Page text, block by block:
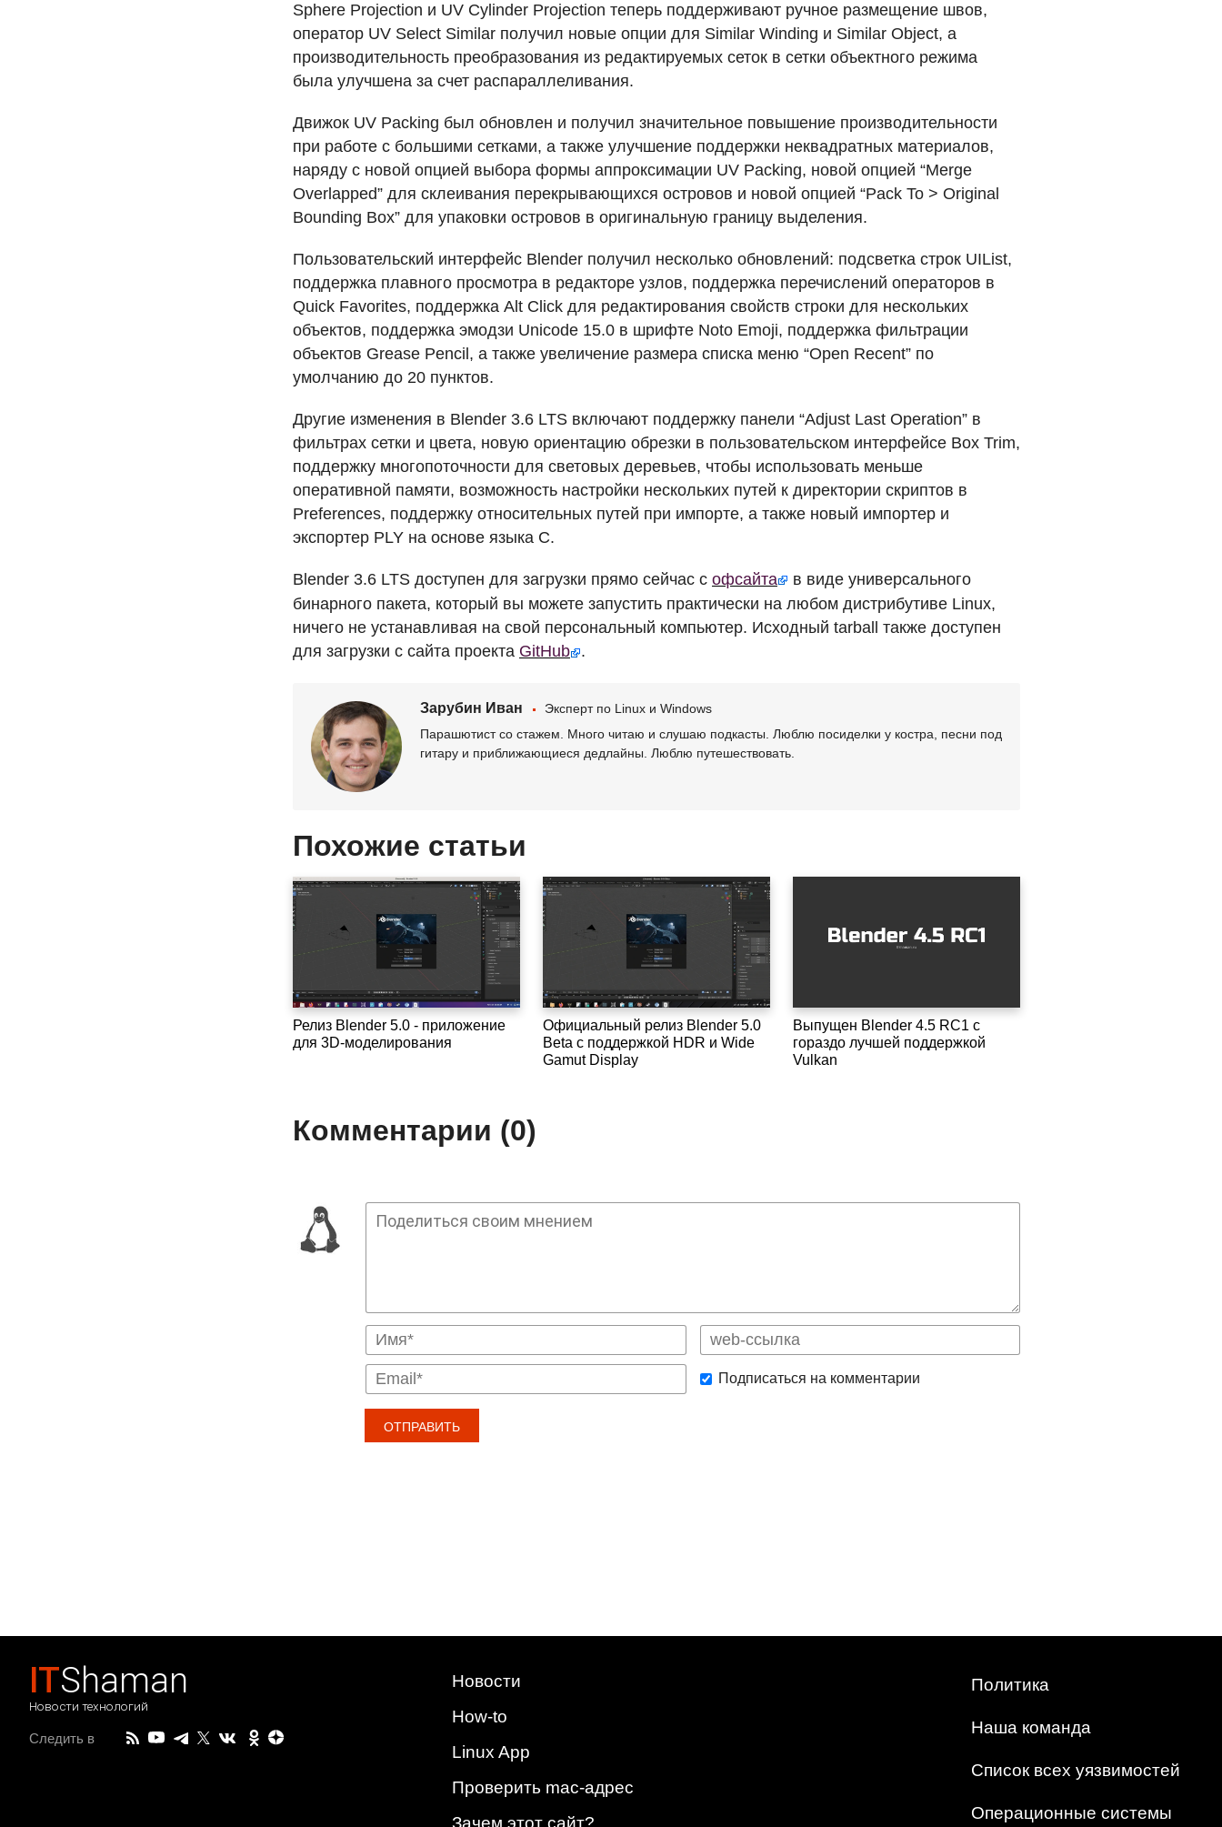
Sphere Projection и UV Cylinder Projection теперь поддерживают ручное размещение швов,
оператор UV Select Similar получил новые опции для Similar Winding и Similar Object, а
производительность преобразования из редактируемых сеток в сетки объектного режима
была улучшена за счет распараллеливания.
Движок UV Packing был обновлен и получил значительное повышение производительности
при работе с большими сетками, а также улучшение поддержки неквадратных материалов,
наряду с новой опцией выбора формы аппроксимации UV Packing, новой опцией “Merge
Overlapped” для склеивания перекрывающихся островов и новой опцией “Pack To > Original
Bounding Box” для упаковки островов в оригинальную границу выделения.
Пользовательский интерфейс Blender получил несколько обновлений: подсветка строк UIList,
поддержка плавного просмотра в редакторе узлов, поддержка перечислений операторов в
Quick Favorites, поддержка Alt Click для редактирования свойств строки для нескольких
объектов, поддержка эмодзи Unicode 15.0 в шрифте Noto Emoji, поддержка фильтрации
объектов Grease Pencil, а также увеличение размера списка меню “Open Recent” по
умолчанию до 20 пунктов.
Другие изменения в Blender 3.6 LTS включают поддержку панели “Adjust Last Operation” в
фильтрах сетки и цвета, новую ориентацию обрезки в пользовательском интерфейсе Box Trim,
поддержку многопоточности для световых деревьев, чтобы использовать меньше
оперативной памяти, возможность настройки нескольких путей к директории скриптов в
Preferences, поддержку относительных путей при импорте, а также новый импортер и
экспортер PLY на основе языка C.
Blender 3.6 LTS доступен для загрузки прямо сейчас с офсайта
в виде универсального
бинарного пакета, который вы можете запустить практически на любом дистрибутиве Linux,
ничего не устанавливая на свой персональный компьютер. Исходный tarball также доступен
для загрузки с сайта проекта GitHub .
Зарубин Иван
Эксперт по Linux и Windows
Парашютист со стажем. Много читаю и слушаю подкасты. Люблю посиделки у костра, песни под
гитару и приближающиеся дедлайны. Люблю путешествовать.
Похожие статьи
Релиз Blender 5.0 - приложение
для 3D-моделирования
Официальный релиз Blender 5.0
Beta с поддержкой HDR и Wide
Gamut Display
Выпущен Blender 4.5 RC1 с
гораздо лучшей поддержкой
Vulkan
Комментарии (0)
Подписаться на комментарии
ITShaman
Новости технологий
Следить в
Новости
How-to
Linux App
Проверить mac-адрес
Зачем этот сайт?
Политика
Наша команда
Список всех уязвимостей
Операционные системы